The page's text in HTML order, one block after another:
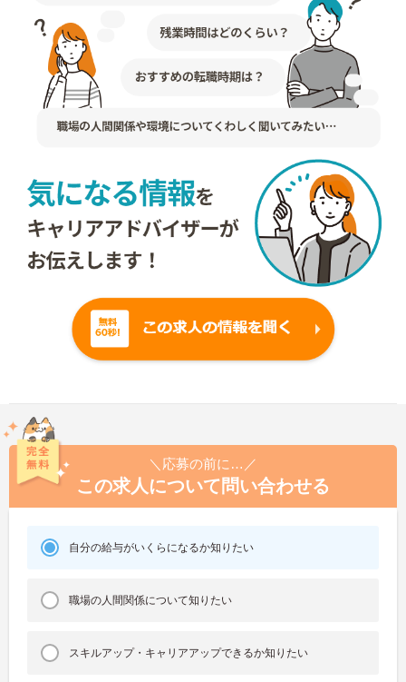
＼応募の前に…／
この求人について問い合わせる
自分の給与がいくらになるか知りたい
職場の人間関係について知りたい
スキルアップ・キャリアアップできるか知りたい